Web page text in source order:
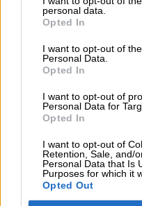
personal data.
Opted In
I want to opt-out of
Personal Data.
Opted In
I want to opt-out of
Personal Data for
Opted In
I want to opt-out of
Retention, Sale, and/
Personal Data that Is
Purposes for which it
Opted Out